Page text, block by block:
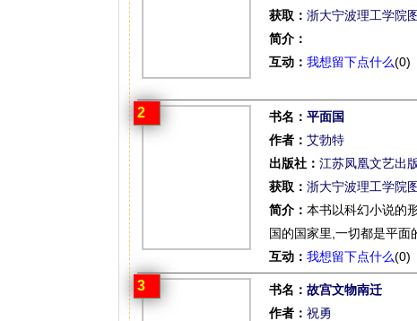
获取： 浙大宁波理工学院
简介：
互动： 我想留下点什么(0)
2 书名： 平面国
作者： 艾勃特
出版社： 江苏凤凰文艺出
获取： 浙大宁波理工学院
简介： 本书以科幻小说的
国的国家里,一切都是平面
互动： 我想留下点什么(0)
3 书名： 故宫文物南迁
作者： 祝勇